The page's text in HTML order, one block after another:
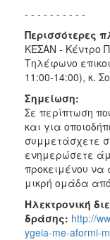
- - - - - - - - - -
Περισσότερες
ΚΕΣΑΝ - Κέντρο
Τηλέφωνο
11:00-14:00), κ.
Σημείωση:
Σε περίπτωση
και για
συμμετάσχετε
ενημερώσετε
προκειμένου να
μικρή ομάδα
Ηλεκτρονική
δράσης: http://
ygeia-me-aformi-